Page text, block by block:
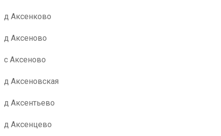
д Аксенково
д Аксеново
с Аксеново
д Аксеновская
д Аксентьево
д Аксенцево